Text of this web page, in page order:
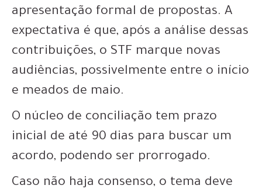
apresentação formal de propostas. A
expectativa é que, após a análise dessas
contribuições, o STF marque novas
audiências, possivelmente entre o início
e meados de maio.
O núcleo de conciliação tem prazo
inicial de até 90 dias para buscar um
acordo, podendo ser prorrogado.
Caso não haja consenso, o tema deve